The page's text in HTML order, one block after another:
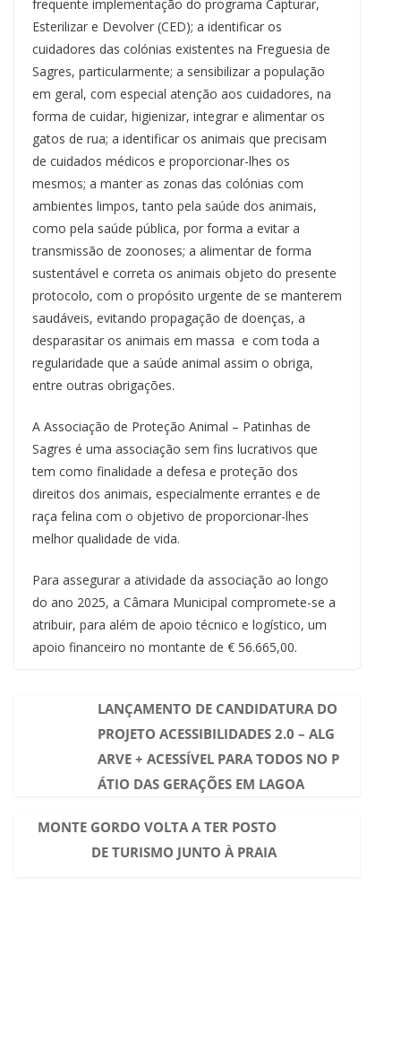
frequente implementação do programa Capturar,
Esterilizar e Devolver (CED); a identificar os
cuidadores das colónias existentes na Freguesia de
Sagres, particularmente; a sensibilizar a população
em geral, com especial atenção aos cuidadores, na
forma de cuidar, higienizar, integrar e alimentar os
gatos de rua; a identificar os animais que precisam
de cuidados médicos e proporcionar-lhes os
mesmos; a manter as zonas das colónias com
ambientes limpos, tanto pela saúde dos animais,
como pela saúde pública, por forma a evitar a
transmissão de zoonoses; a alimentar de forma
sustentável e correta os animais objeto do presente
protocolo, com o propósito urgente de se manterem
saudáveis, evitando propagação de doenças, a
desparasitar os animais em massa e com toda a
regularidade que a saúde animal assim o obriga,
entre outras obrigações.
A Associação de Proteção Animal – Patinhas de
Sagres é uma associação sem fins lucrativos que
tem como finalidade a defesa e proteção dos
direitos dos animais, especialmente errantes e de
raça felina com o objetivo de proporcionar-lhes
melhor qualidade de vida.
Para assegurar a atividade da associação ao longo
do ano 2025, a Câmara Municipal compromete-se a
atribuir, para além de apoio técnico e logístico, um
apoio financeiro no montante de € 56.665,00.
LANÇAMENTO DE CANDIDATURA DO
PROJETO ACESSIBILIDADES 2.0 – ALG
ARVE + ACESSÍVEL PARA TODOS NO P
ÁTIO DAS GERAÇÕES EM LAGOA
MONTE GORDO VOLTA A TER POSTO
DE TURISMO JUNTO À PRAIA